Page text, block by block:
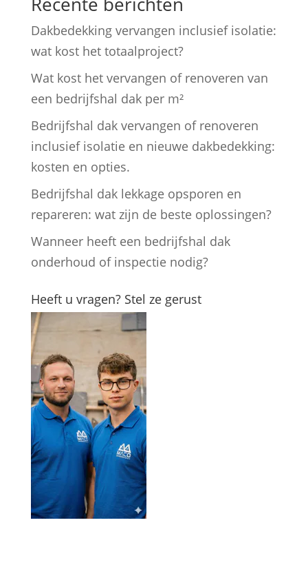
Dakbedekking vervangen inclusief isolatie:
wat kost het totaalproject?
Wat kost het vervangen of renoveren van
een bedrijfshal dak per m²
Bedrijfshal dak vervangen of renoveren
inclusief isolatie en nieuwe dakbedekking:
kosten en opties.
Bedrijfshal dak lekkage opsporen en
repareren: wat zijn de beste oplossingen?
Wanneer heeft een bedrijfshal dak
onderhoud of inspectie nodig?
Heeft u vragen? Stel ze gerust